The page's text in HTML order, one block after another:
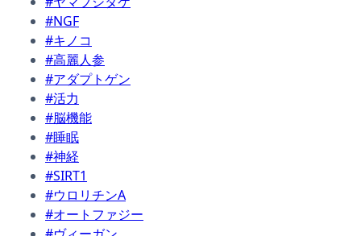
#NGF
#キノコ
#高麗人参
#アダプトゲン
#活力
#脳機能
#睡眠
#神経
#SIRT1
#ウロリチンA
#オートファジー